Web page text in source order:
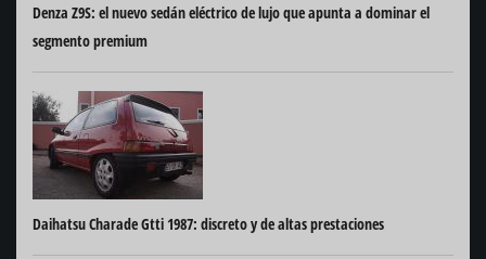
Denza Z9S: el nuevo sedán eléctrico de lujo que apunta a dominar el
segmento premium
Daihatsu Charade Gtti 1987: discreto y de altas prestaciones